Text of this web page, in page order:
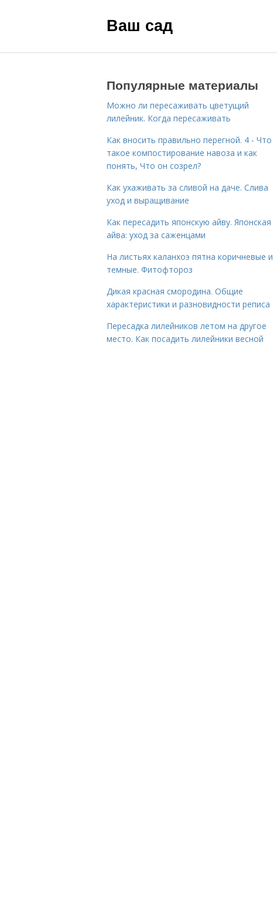
Ваш сад
Популярные материалы
Можно ли пересаживать цветущий
лилейник. Когда пересаживать
Как вносить правильно перегной. 4 - Что
такое компостирование навоза и как
понять, Что он созрел?
Как ухаживать за сливой на даче. Слива
уход и выращивание
Как пересадить японскую айву. Японская
айва: уход за саженцами
На листьях каланхоэ пятна коричневые и
темные. Фитофтороз
Дикая красная смородина. Общие
характеристики и разновидности реписа
Пересадка лилейников летом на другое
место. Как посадить лилейники весной